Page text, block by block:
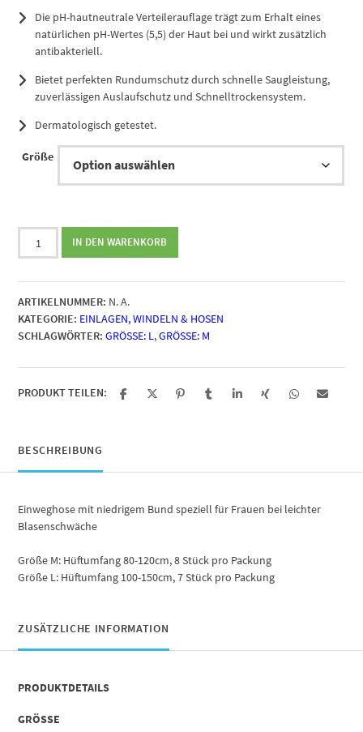
Die pH-hautneutrale Verteilerauflage trägt zum Erhalt eines
natürlichen pH-Wertes (5,5) der Haut bei und wirkt zusätzlich
antibakteriell.
Bietet perfekten Rundumschutz durch schnelle Saugleistung,
zuverlässigen Auslaufschutz und Schnelltrockensystem.
Dermatologisch getestet.
Größe
MoliCare
Premium
Pants
Menge
IN DEN WARENKORB
ARTIKELNUMMER: N. A.
KATEGORIE: EINLAGEN, WINDELN & HOSEN
SCHLAGWÖRTER: GRÖSSE: L ,GRÖSSE: M
PRODUKT TEILEN:
BESCHREIBUNG
Einweghose mit niedrigem Bund speziell für Frauen bei leichter
Blasenschwäche
Größe M: Hüftumfang 80-120cm, 8 Stück pro Packung
Größe L: Hüftumfang 100-150cm, 7 Stück pro Packung
ZUSÄTZLICHE INFORMATION
PRODUKTDETAILS
GRÖSSE